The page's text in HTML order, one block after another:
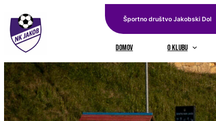
Preskoči
na
vsebino
Športno društvo Jakobski Dol
domov O KLUBU